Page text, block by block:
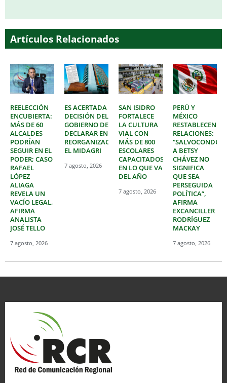
Artículos Relacionados
REELECCIÓN
ENCUBIERTA:
MÁS DE 60
ALCALDES
PODRÍAN
SEGUIR EN EL
PODER; CASO
RAFAEL
LÓPEZ
ALIAGA
REVELA UN
VACÍO LEGAL,
AFIRMA
ANALISTA
JOSÉ TELLO
7 agosto, 2026
ES ACERTADA
DECISIÓN DEL
GOBIERNO DE
DECLARAR EN
REORGANIZACIÓN
EL MIDAGRI
7 agosto, 2026
SAN ISIDRO
FORTALECE
LA CULTURA
VIAL CON
MÁS DE 800
ESCOLARES
CAPACITADOS
EN LO QUE VA
DEL AÑO
7 agosto, 2026
PERÚ Y
MÉXICO
RESTABLECEN
RELACIONES:
A BETSY
CHÁVEZ NO
SIGNIFICA
QUE SEA
PERSEGUIDA
POLÍTICA”,
AFIRMA
EXCANCILLER
RODRÍGUEZ
MACKAY
7 agosto, 2026